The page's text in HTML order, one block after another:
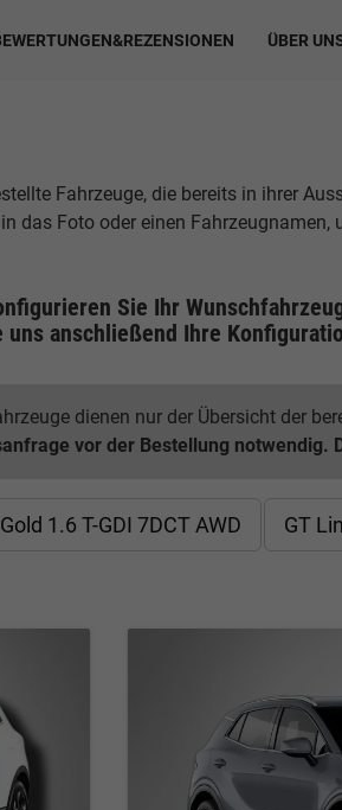
ÜBER
Fahrzeuge, die bereits in ihrer
das Foto oder einen Fahrzeugnamen,
Sie Ihr
uns anschließend Ihre
dienen nur der Übersicht der
vor der Bestellung notwendig.
Gold 1.6 T-GDI 7DCT AWD GT